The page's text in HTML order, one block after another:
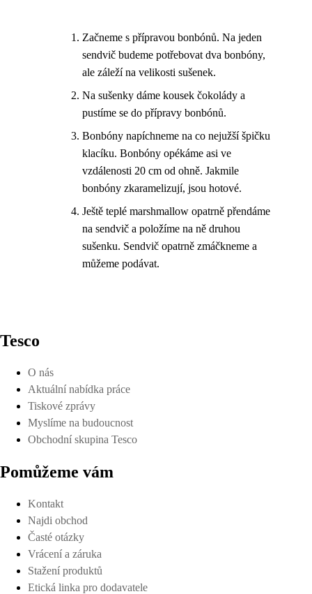
Začneme s přípravou bonbónů. Na jeden
sendvič budeme potřebovat dva bonbóny,
ale záleží na velikosti sušenek.
Na sušenky dáme kousek čokolády a
pustíme se do přípravy bonbónů.
Bonbóny napíchneme na co nejužší špičku
klacíku. Bonbóny opékáme asi ve
vzdálenosti 20 cm od ohně. Jakmile
bonbóny zkaramelizují, jsou hotové.
Ještě teplé marshmallow opatrně přendáme
na sendvič a položíme na ně druhou
sušenku. Sendvič opatrně zmáčkneme a
můžeme podávat.
Tesco
O nás
Aktuální nabídka práce
Tiskové zprávy
Myslíme na budoucnost
Obchodní skupina Tesco
Pomůžeme vám
Kontakt
Najdi obchod
Časté otázky
Vrácení a záruka
Stažení produktů
Etická linka pro dodavatele